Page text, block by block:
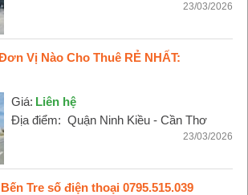
23/03/2026
Vị Nào Cho Thuê RẺ NHẤT:
Giá: Liên hệ
Địa điểm: Quận Ninh Kiều - Cần Thơ
23/03/2026
Tre số điện thoại 0795.515.039